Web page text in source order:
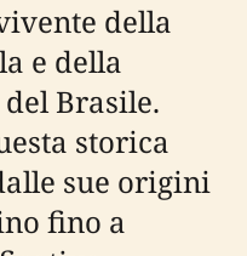
della
e della
Brasile.
storica
sue origini
fino a